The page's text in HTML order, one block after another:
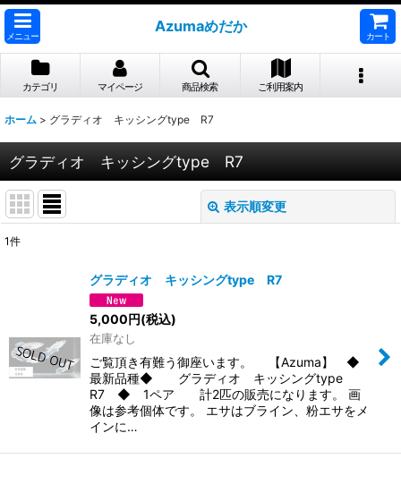
メニュー
Azumaめだか
カート
カテゴリ マイページ 商品検索 ご利用案内
ホーム > グラディオ キッシングtype R7
グラディオ キッシングtype R7
表示順変更
絞り込む
1件
グラディオ キッシングtype R7
5,000円(税込)
在庫なし
ご覧頂き有難う御座います。 【Azuma】 ◆
最新品種◆ グラディオ キッシングtype
R7 ◆ 1ペア 計2匹の販売になります。 画
像は参考個体です。 エサはブライン、粉エサをメ
インに…